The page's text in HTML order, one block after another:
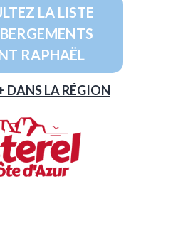
LA LISTE
RAPHAËL
DANS LA RÉGION